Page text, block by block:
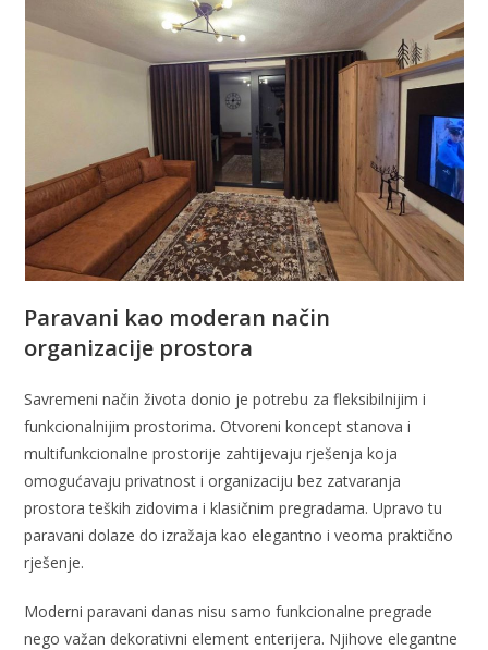
Paravani kao moderan način
organizacije prostora
Savremeni način života donio je potrebu za fleksibilnijim i
funkcionalnijim prostorima. Otvoreni koncept stanova i
multifunkcionalne prostorije zahtijevaju rješenja koja
omogućavaju privatnost i organizaciju bez zatvaranja
prostora teških zidovima i klasičnim pregradama. Upravo tu
paravani dolaze do izražaja kao elegantno i veoma praktično
rješenje.
Moderni paravani danas nisu samo funkcionalne pregrade
nego važan dekorativni element enterijera. Njihove elegantne